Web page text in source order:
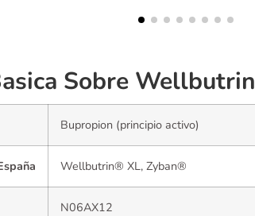
Sobre Wellbutrin
Bupropion (principio activo)
Wellbutrin® XL, Zyban®
N06AX12